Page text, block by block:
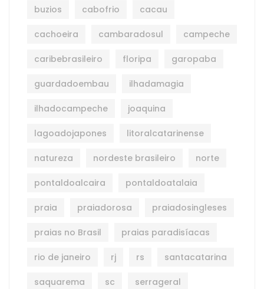
buzios cabofrio cacau
cachoeira cambaradosul campeche
caribebrasileiro floripa garopaba
guardadoembau ilhadamagia
ilhadocampeche joaquina
lagoadojapones litoralcatarinense
natureza nordeste brasileiro norte
pontaldoalcaira pontaldoatalaia
praia praiadorosa praiadosingleses
praias no Brasil praias paradisíacas
rio de janeiro rj rs santacatarina
saquarema sc serrageral